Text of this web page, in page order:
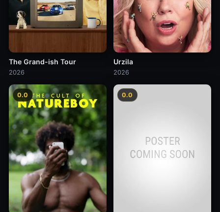
The Grand-ish Tour
2026
Urzila
2026
0.0 0.0